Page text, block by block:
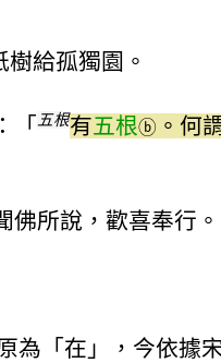
樹給孤獨園。
「 五根有五根ⓑ 。何
佛所說，歡喜奉行。
為「在」，今依據